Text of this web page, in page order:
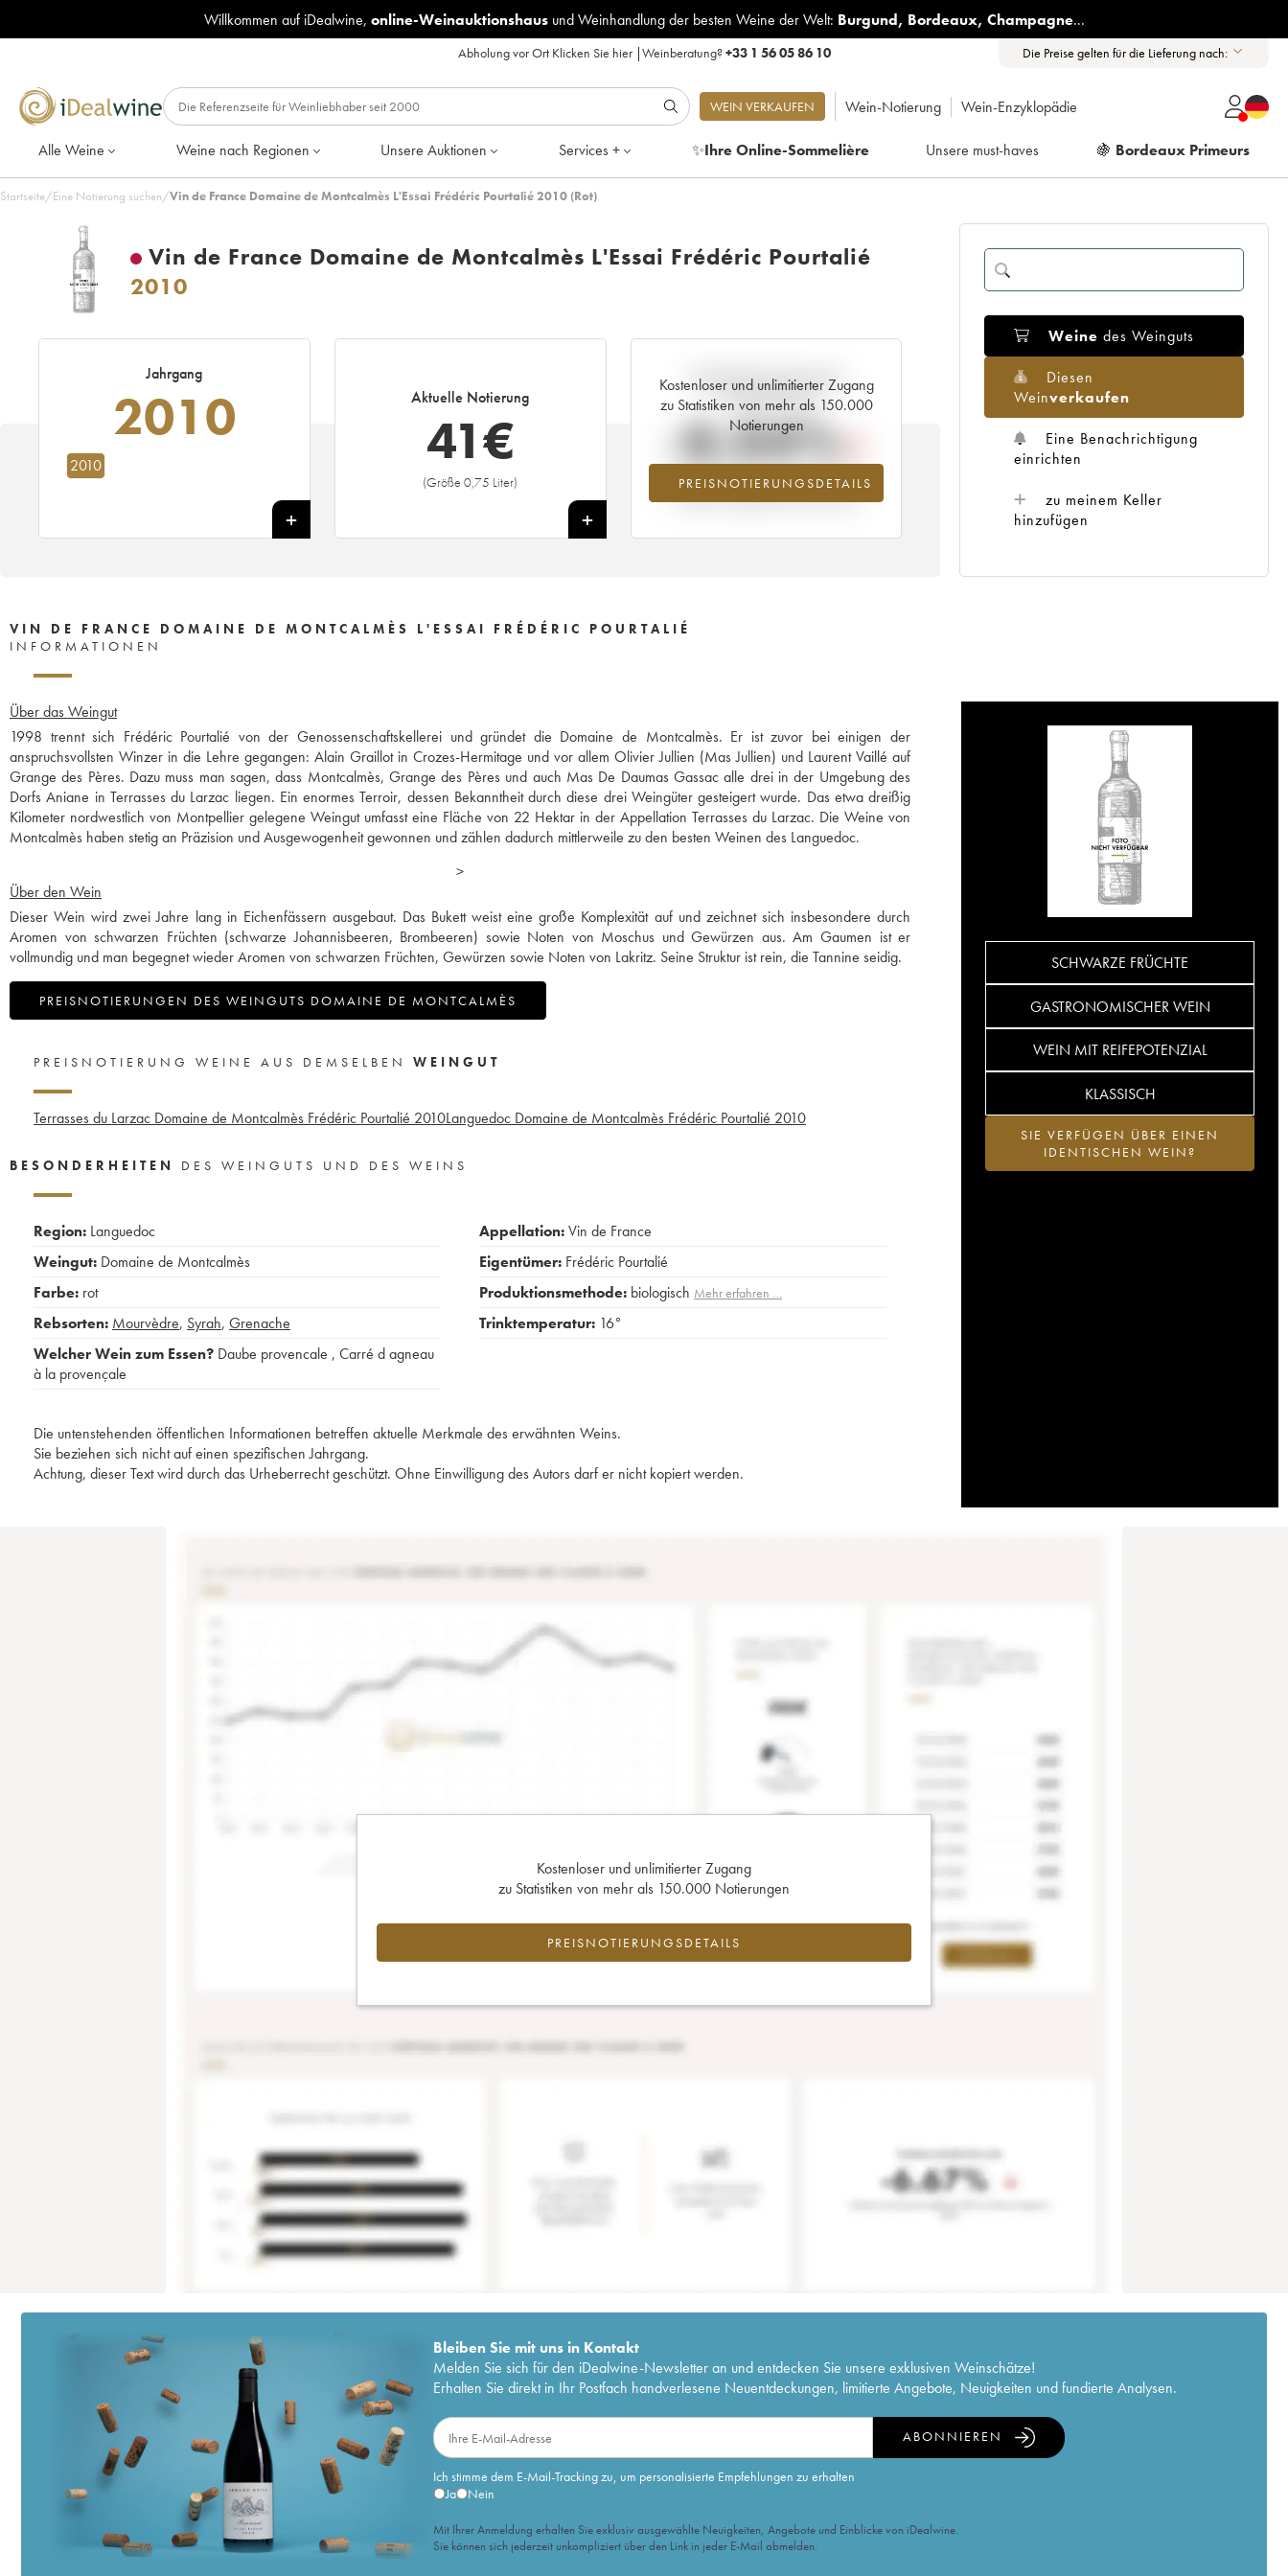
Willkommen auf iDealwine, online-Weinauktionshausund Weinhandlung der besten Weine der Welt: Burgund, Bordeaux, Champagne...
Abholung vor Ort Klicken Sie hier|Weinberatung?+33 1 56 05 86 10 Die Preise gelten für die Lieferung nach:
WEIN VERKAUFEN Wein-Notierung Wein-Enzyklopädie
Alle Weine Weine nach Regionen Unsere Auktionen Services + ✨Ihre Online-Sommelière Unsere must-haves 🍇 Bordeaux Primeurs
Startseite/Eine Notierung suchen/Vin de France Domaine de Montcalmès L'Essai Frédéric Pourtalié 2010 (Rot)
Vin de France Domaine de Montcalmès L'Essai Frédéric Pourtalié
2010
Jahrgang
2010
2010
Aktuelle Notierung
41€
(Größe 0,75 Liter)
+
Kostenloser und unlimitierter Zugang
zu Statistiken von mehr als 150.000
Notierungen
PREISNOTIERUNGSDETAILS
Aktuelle Entwicklung der
Preisnotierung
-8.04%
Preisabfall des Jahrgangs 2010 im Jahr
2026 im Vergleich zum Jahr 2025
Weine des Weinguts
Diesen
Weinverkaufen
Eine Benachrichtigung
einrichten
zu meinem Keller
hinzufügen
VIN DE FRANCE DOMAINE DE MONTCALMÈS L'ESSAI FRÉDÉRIC POURTALIÉ
INFORMATIONEN
Über das Weingut
1998 trennt sich Frédéric Pourtalié von der Genossenschaftskellerei und gründet die Domaine de Montcalmès. Er ist zuvor bei einigen der
anspruchsvollsten Winzer in die Lehre gegangen: Alain Graillot in Crozes-Hermitage und vor allem Olivier Jullien (Mas Jullien) und Laurent Vaillé auf
Grange des Pères. Dazu muss man sagen, dass Montcalmès, Grange des Pères und auch Mas De Daumas Gassac alle drei in der Umgebung des
Dorfs Aniane in Terrasses du Larzac liegen. Ein enormes Terroir, dessen Bekanntheit durch diese drei Weingüter gesteigert wurde. Das etwa dreißig
Kilometer nordwestlich von Montpellier gelegene Weingut umfasst eine Fläche von 22 Hektar in der Appellation Terrasses du Larzac. Die Weine von
Montcalmès haben stetig an Präzision und Ausgewogenheit gewonnen und zählen dadurch mittlerweile zu den besten Weinen des Languedoc.
>
Über den Wein
Dieser Wein wird zwei Jahre lang in Eichenfässern ausgebaut. Das Bukett weist eine große Komplexität auf und zeichnet sich insbesondere durch
Aromen von schwarzen Früchten (schwarze Johannisbeeren, Brombeeren) sowie Noten von Moschus und Gewürzen aus. Am Gaumen ist er
vollmundig und man begegnet wieder Aromen von schwarzen Früchten, Gewürzen sowie Noten von Lakritz. Seine Struktur ist rein, die Tannine seidig.
PREISNOTIERUNGEN DES WEINGUTS DOMAINE DE MONTCALMÈS
SCHWARZE FRÜCHTE
GASTRONOMISCHER WEIN
WEIN MIT REIFEPOTENZIAL
KLASSISCH
SIE VERFÜGEN ÜBER EINEN
IDENTISCHEN WEIN?
PREISNOTIERUNG WEINE AUS DEMSELBEN WEINGUT
Terrasses du Larzac Domaine de Montcalmès Frédéric Pourtalié 2010Languedoc Domaine de Montcalmès Frédéric Pourtalié 2010
BESONDERHEITEN DES WEINGUTS UND DES WEINS
Region: Languedoc
Weingut: Domaine de Montcalmès
Farbe: rot
Rebsorten: Mourvèdre, Syrah, Grenache
Welcher Wein zum Essen? Daube provencale , Carré d agneau
à la provençale
Appellation:Vin de France
Eigentümer: Frédéric Pourtalié
Produktionsmethode: biologisch Mehr erfahren …
Trinktemperatur: 16°
Die untenstehenden öffentlichen Informationen betreffen aktuelle Merkmale des erwähnten Weins.
Sie beziehen sich nicht auf einen spezifischen Jahrgang.
Achtung, dieser Text wird durch das Urheberrecht geschützt. Ohne Einwilligung des Autors darf er nicht kopiert werden.
Kostenloser und unlimitierter Zugang
zu Statistiken von mehr als 150.000 Notierungen
PREISNOTIERUNGSDETAILS
Bleiben Sie mit uns in Kontakt
Melden Sie sich für den iDealwine-Newsletter an und entdecken Sie unsere exklusiven Weinschätze!
Erhalten Sie direkt in Ihr Postfach handverlesene Neuentdeckungen, limitierte Angebote, Neuigkeiten und fundierte Analysen.
Ich stimme dem E-Mail-Tracking zu, um personalisierte Empfehlungen zu erhalten
Ja
Nein
ABONNIEREN
Mit Ihrer Anmeldung erhalten Sie exklusiv ausgewählte Neuigkeiten, Angebote und Einblicke von iDealwine.
Sie können sich jederzeit unkompliziert über den Link in jeder E-Mail abmelden.